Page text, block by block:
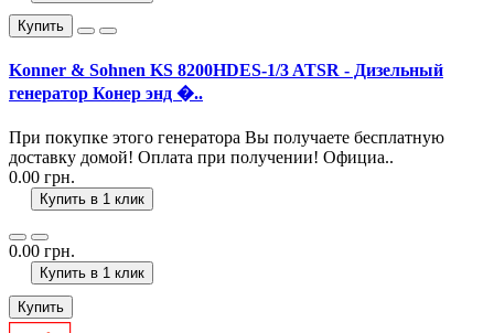
Купить
Konner & Sohnen KS 8200HDES-1/3 ATSR - Дизельный
генератор Конер энд �..
При покупке этого генератора Вы получаете бесплатную
доставку домой! Оплата при получении! Официа..
0.00 грн.
Купить в 1 клик
0.00 грн.
Купить в 1 клик
Купить